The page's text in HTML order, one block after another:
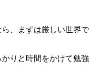
、まずは厳しい世界で
りと時間をかけて勉強